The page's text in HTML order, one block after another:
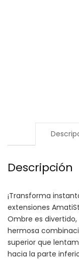
Descripción
¡Transforma
extensiones
Ombre es
hermosa
superior que
hacia la parte